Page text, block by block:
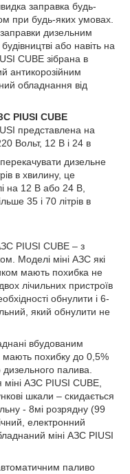
заправка будь-
при будь-яких умовах.
дизельним
або навіть на
CUBE зібрана в
антикорозійним
обладнання від
PIUSI CUBE
представлена на
Вольт, 12 В і 24 в
дизельне
в хвилину, це
на 12 В або 24 В,
35 і 70 літрів в
PIUSI CUBE – з
Моделі міні АЗС які
мають похибка не
лічильних пристроїв
обнулити і 6-
який обнулити не
вбудованим
похибку до 0,5%
дизельного палива.
міні АЗС PIUSI CUBE,
шкали – скидається
- 8мі розрядну (99
електронний
міні АЗС PIUSI
паливо